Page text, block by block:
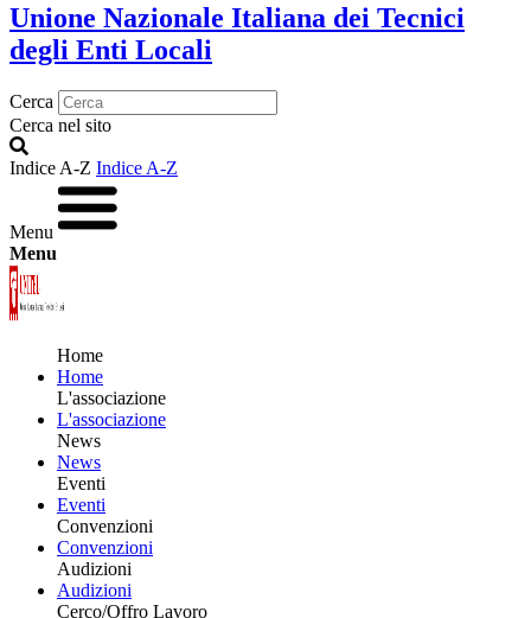
Unione Nazionale Italiana dei Tecnici
degli Enti Locali
Cerca
Cerca nel sito
Indice A-Z Indice A-Z
Menu
Menu
Home
Home
L'associazione
L'associazione
News
News
Eventi
Eventi
Convenzioni
Convenzioni
Audizioni
Audizioni
Cerco/Offro Lavoro